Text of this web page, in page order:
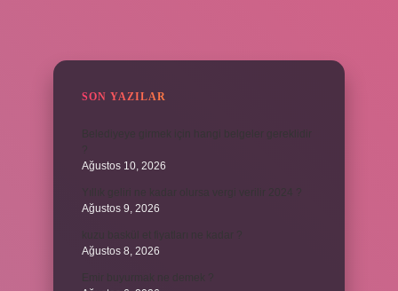
SON YAZILAR
Belediyeye girmek için hangi belgeler gereklidir
Ağustos 10, 2026
Ağustos 9, 2026
Ağustos 8, 2026